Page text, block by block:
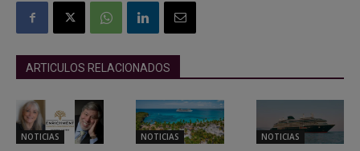
ARTICULOS RELACIONADOS
NOTICIAS NOTICIAS NOTICIAS